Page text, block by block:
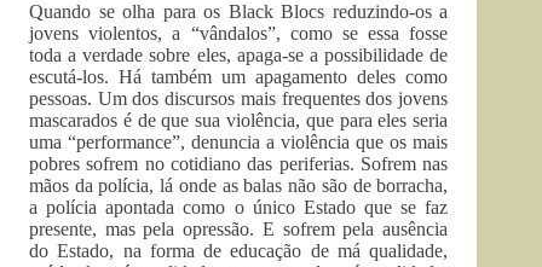
Quando se olha para os Black Blocs reduzindo-os a
jovens violentos, a “vândalos”, como se essa fosse
toda a verdade sobre eles, apaga-se a possibilidade de
escutá-los. Há também um apagamento deles como
pessoas. Um dos discursos mais frequentes dos jovens
mascarados é de que sua violência, que para eles seria
uma “performance”, denuncia a violência que os mais
pobres sofrem no cotidiano das periferias. Sofrem nas
mãos da polícia, lá onde as balas não são de borracha,
a polícia apontada como o único Estado que se faz
presente, mas pela opressão. E sofrem pela ausência
do Estado, na forma de educação de má qualidade,